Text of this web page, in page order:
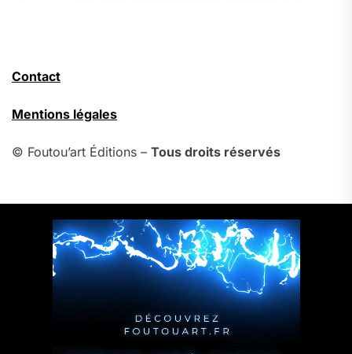
Contact
Mentions légales
© Foutou’art Éditions – Tous droits réservés